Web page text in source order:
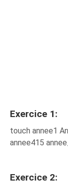
Exercice 1:
touch annee1
annee415
Exercice 2: